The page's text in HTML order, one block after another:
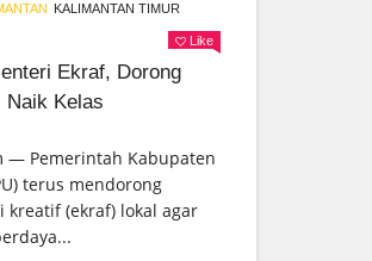
KALIMANTAN TIMUR
Like
Ekraf, Dorong
Naik Kelas
— Pemerintah Kabupaten
terus mendorong
kreatif (ekraf) lokal agar